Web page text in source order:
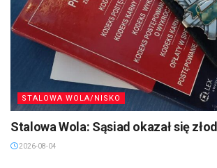
STALOWA WOLA/NISKO
Stalowa Wola: Sąsiad okazał się
2026-08-04